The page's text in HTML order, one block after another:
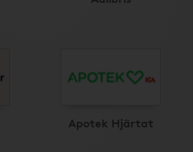
Apotek Hjärtat